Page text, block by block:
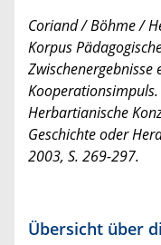
Coriand / Böhme /
Korpus
Zwischenergebnisse
Herbartianische
Geschichte oder
2003, S. 269-297.
Übersicht über